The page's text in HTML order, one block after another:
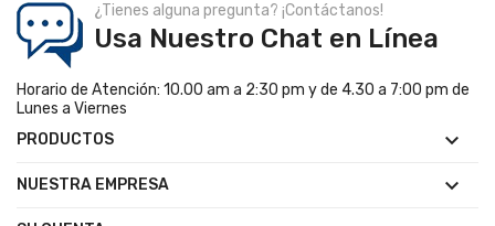
¿Tienes alguna pregunta? ¡Contáctanos!
Usa Nuestro Chat en Línea
Horario de Atención: 10.00 am a 2:30 pm y de 4.30 a 7:00 pm de
Lunes a Viernes
PRODUCTOS

NUESTRA EMPRESA 